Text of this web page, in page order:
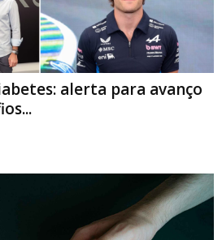
alerta para avanço